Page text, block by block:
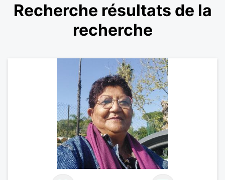
Recherche résultats de la
recherche